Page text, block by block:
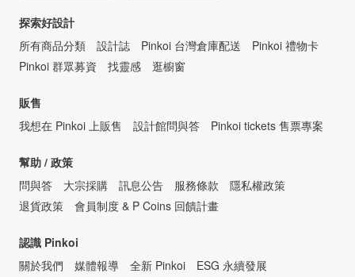
探索好設計
所有商品分類
設計誌 Pinkoi 台灣倉庫配送
Pinkoi 禮物卡
Pinkoi 群眾募資
找靈感 逛櫥窗
販售
我想在 Pinkoi 上販售
設計館問與答 Pinkoi tickets 售票專案
幫助 / 政策
問與答
大宗採購 訊息公告 服務條款
隱私權政策
退貨政策
會員制度 & P Coins 回饋計畫
認識 Pinkoi
關於我們
媒體報導 全新 Pinkoi
ESG 永續發展